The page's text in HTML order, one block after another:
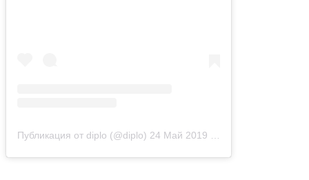
Публикация от diplo (@diplo) 24 Май 2019 в 11:49 PDT